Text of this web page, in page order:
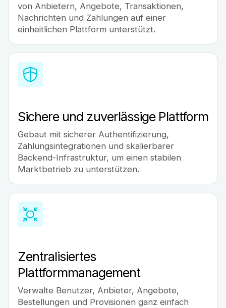
von Anbietern, Angebote, Transaktionen,
Nachrichten und Zahlungen auf einer
einheitlichen Plattform unterstützt.
Sichere und zuverlässige Plattform
Gebaut mit sicherer Authentifizierung,
Zahlungsintegrationen und skalierbarer
Backend-Infrastruktur, um einen stabilen
Marktbetrieb zu unterstützen.
Zentralisiertes
Plattformmanagement
Verwalte Benutzer, Anbieter, Angebote,
Bestellungen und Provisionen ganz einfach